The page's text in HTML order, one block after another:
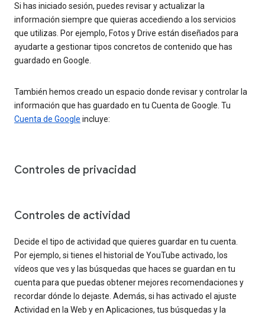
Si has iniciado sesión, puedes revisar y actualizar la
información siempre que quieras accediendo a los servicios
que utilizas. Por ejemplo, Fotos y Drive están diseñados para
ayudarte a gestionar tipos concretos de contenido que has
guardado en Google.
También hemos creado un espacio donde revisar y controlar la
información que has guardado en tu Cuenta de Google. Tu
Cuenta de Google incluye:
Controles de privacidad
Controles de actividad
Decide el tipo de actividad que quieres guardar en tu cuenta.
Por ejemplo, si tienes el historial de YouTube activado, los
vídeos que ves y las búsquedas que haces se guardan en tu
cuenta para que puedas obtener mejores recomendaciones y
recordar dónde lo dejaste. Además, si has activado el ajuste
Actividad en la Web y en Aplicaciones, tus búsquedas y la